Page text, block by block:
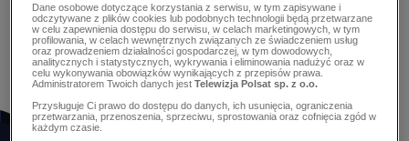
Dane osobowe dotyczące korzystania z serwisu, w tym zapisywane i
odczytywane z plików cookies lub podobnych technologii będą przetwarzane
w celu zapewnienia dostępu do serwisu, w celach marketingowych, w tym
profilowania, w celach wewnętrznych związanych ze świadczeniem usług
oraz prowadzeniem działalności gospodarczej, w tym dowodowych,
analitycznych i statystycznych, wykrywania i eliminowania nadużyć oraz w
celu wykonywania obowiązków wynikających z przepisów prawa.
Administratorem Twoich danych jestTelewizja Polsat sp. z o.o.
Przysługuje Ci prawo do dostępu do danych, ich usunięcia, ograniczenia
przetwarzania, przenoszenia, sprzeciwu, sprostowania oraz cofnięcia zgód w
każdym czasie.